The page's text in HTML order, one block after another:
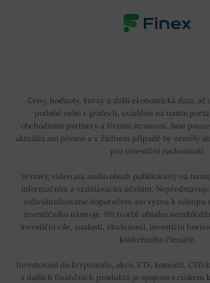
Ceny, hodnoty, kurzy a další ekonomická data, ať
podobě nebo v grafech, uváděné na tomto
obchodními partnery a třetími stranami. Jsou
aktuální ani přesné a v žádném případě by neměly
pro investiční rozhodnutí.
Textový, video ani audio obsah publikovaný na
informačním a vzdělávacím účelům.
individualizované doporučení ani výzvu k nákupu
investičního nástroje. Při tvorbě obsahu
investiční cíle, znalosti, zkušenosti, investiční
konkrétního čtenáře.
Investování do kryptoměn, akcií, ETF, komodit, CFD
a dalších finančních produktů je spojeno s rizikem